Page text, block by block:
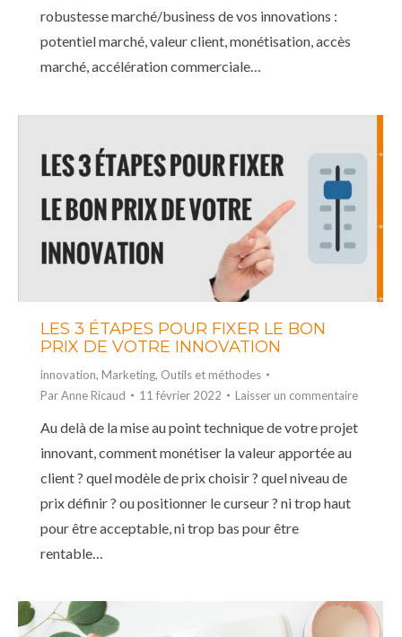
robustesse marché/business de vos innovations :
potentiel marché, valeur client, monétisation, accès
marché, accélération commerciale…
LES 3 ÉTAPES POUR FIXER LE BON
PRIX DE VOTRE INNOVATION
innovation, Marketing, Outils et méthodes
ParAnne Ricaud 11 février 2022 Laisser un commentaire
Au delà de la mise au point technique de votre projet
innovant, comment monétiser la valeur apportée au
client ? quel modèle de prix choisir ? quel niveau de
prix définir ? ou positionner le curseur ? ni trop haut
pour être acceptable, ni trop bas pour être
rentable…